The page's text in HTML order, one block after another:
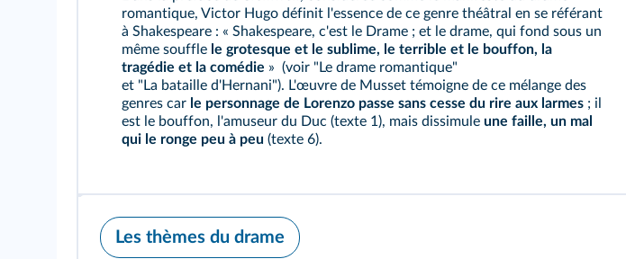
romantique, Victor Hugo définit l'essence de ce genre théâtral en se référant
à Shakespeare : « Shakespeare, c'est le Drame ; et le drame, qui fond sous un
même souffle le grotesque et le sublime, le terrible et le bouffon, la
tragédie et la comédie » (voir "Le drame romantique"
et "La bataille d'Hernani"). L'œuvre de Musset témoigne de ce mélange des
genres car le personnage de Lorenzo passe sans cesse du rire aux larmes ; il
est le bouffon, l'amuseur du Duc (texte 1), mais dissimule une faille, un mal
qui le ronge peu à peu (texte 6).
Les thèmes du drame